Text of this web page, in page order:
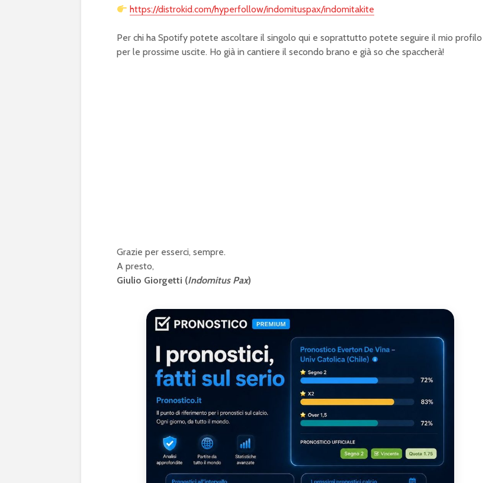
https://distrokid.com/hyperfollow/indomituspax/indomitakite
Per chi ha Spotify potete ascoltare il singolo qui e soprattutto potete seguire il mio profilo
per le prossime uscite. Ho già in cantiere il secondo brano e già so che spaccherà!
Grazie per esserci, sempre.
A presto,
Giulio Giorgetti (Indomitus Pax)